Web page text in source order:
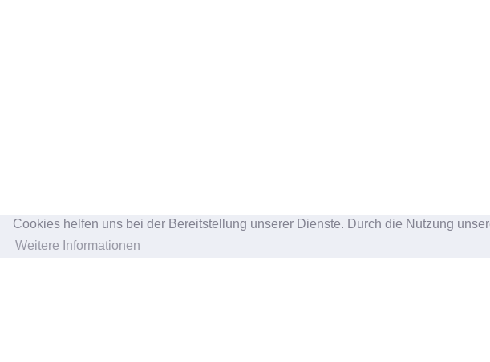
Cookies helfen uns bei der Bereitstellung unserer Dienste. Durch die Nutzung
Weitere Informationen